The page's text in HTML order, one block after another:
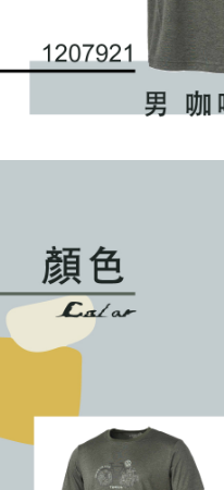
「AFTEE先享後付」，若未經同
４．使用「AFTEE先享後付」時
時審查核予不同之上限額度；若
５．嚴禁一人註冊多個帳號或使
恩沛科技股份有限公司將有權停